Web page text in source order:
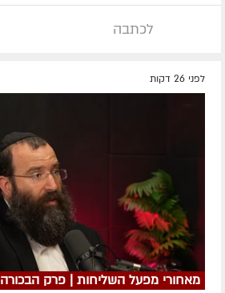
לכתבה
לפני 26 דקות
מאחורי מפעל השליחות | פרק הבכורה